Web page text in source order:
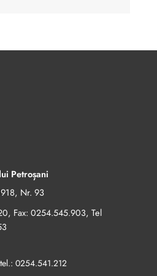
Petroșani
Nr. 93
, Fax: 0254.545.903, Tel
tel.: 0254.541.212